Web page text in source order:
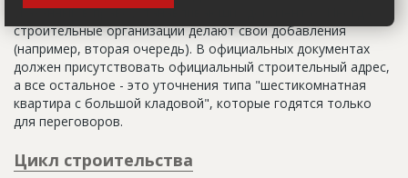
указанный в правоустанавливающих документах. Иногда
строительные организации делают свои добавления
(например, вторая очередь). В официальных документах
должен присутствовать официальный строительный адрес,
а все остальное - это уточнения типа "шестикомнатная
квартира с большой кладовой", которые годятся только
для переговоров.
Цикл строительства